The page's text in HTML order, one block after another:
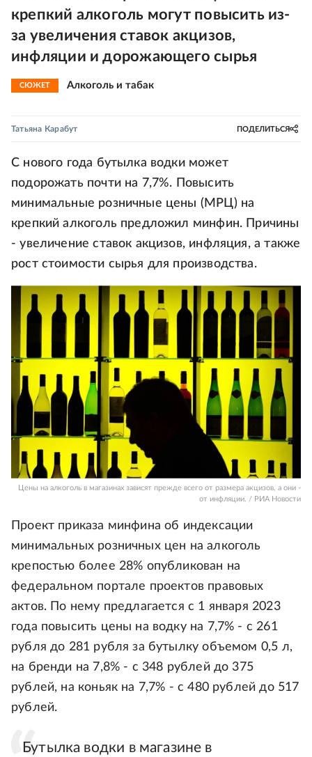
крепкий алкоголь могут повысить из-
за увеличения ставок акцизов,
инфляции и дорожающего сырья
СЮЖЕТ Алкоголь и табак
Татьяна Карабут ПОДЕЛИТЬСЯ
С нового года бутылка водки может
подорожать почти на 7,7%. Повысить
минимальные розничные цены (МРЦ) на
крепкий алкоголь предложил минфин. Причины
- увеличение ставок акцизов, инфляция, а также
рост стоимости сырья для производства.
Цены на алкоголь в магазинах зависят прежде всего от размера акцизов, а они -
от инфляции. / РИА Новости
Проект приказа минфина об индексации
минимальных розничных цен на алкоголь
крепостью более 28% опубликован на
федеральном портале проектов правовых
актов. По нему предлагается с 1 января 2023
года повысить цены на водку на 7,7% - с 261
рубля до 281 рубля за бутылку объемом 0,5 л,
на бренди на 7,8% - с 348 рублей до 375
рублей, на коньяк на 7,7% - с 480 рублей до 517
рублей.
Бутылка водки в магазине в